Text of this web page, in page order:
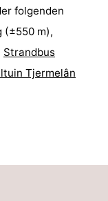
folgenden
(±550 m),
Strandbus
Tjermelân